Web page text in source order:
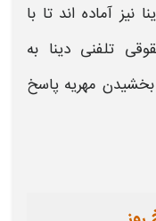
نیز آماده اند تا با
تلفنی دینا به
مهریه پاسخ